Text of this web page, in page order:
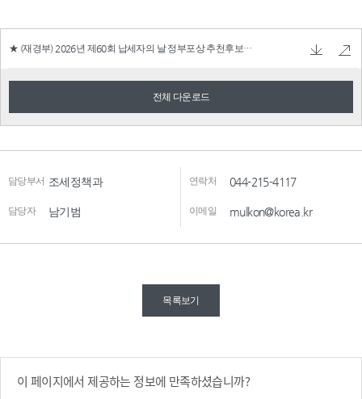
★ (재경부) 2026년 제60회 납세자의 날 정부포상 추천후보자 공개검증.hwp 46.0 KB
전체 다운로드
담당부서 조세정책과 연락처 044-215-4117
담당자 남기범 이메일 mulkon@korea.kr
목록보기
이 페이지에서 제공하는 정보에 만족하셨습니까?